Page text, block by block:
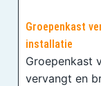
Groepenkast
installatie
Groepenkast
vervangt en